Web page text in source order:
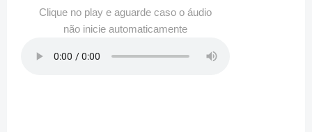
Clique no play e aguarde caso o áudio
não inicie automaticamente